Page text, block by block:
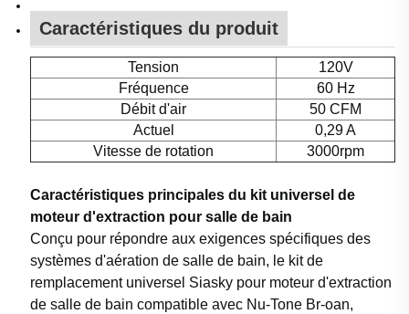
Caractéristiques du produit
Tension
120V
Fréquence
60 Hz
Débit d'air
50 CFM
Actuel
0,29 A
Vitesse de rotation
3000rpm
Caractéristiques principales du kit universel de
moteur d'extraction pour salle de bain
Conçu pour répondre aux exigences spécifiques des
systèmes d'aération de salle de bain, le kit de
remplacement universel Siasky pour moteur d'extraction
de salle de bain compatible avec Nu-Tone Br-oan,